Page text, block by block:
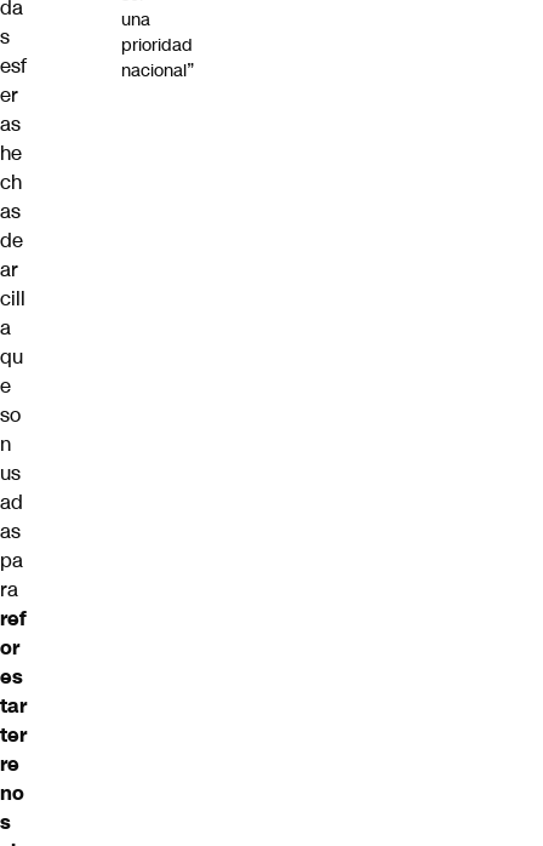
da
s
esf
er
as
he
ch
as
de
ar
cill
a
qu
e
so
n
us
ad
as
pa
ra
ref
or
es
tar
ter
re
no
s
una
prioridad
nacional”